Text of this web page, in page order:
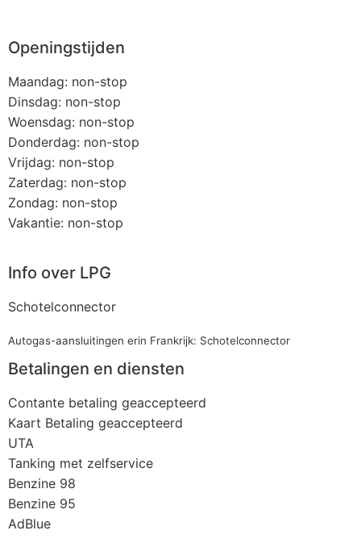
Openingstijden
Maandag: non-stop
Dinsdag: non-stop
Woensdag: non-stop
Donderdag: non-stop
Vrijdag: non-stop
Zaterdag: non-stop
Zondag: non-stop
Vakantie: non-stop
Info over LPG
Schotelconnector
Autogas-aansluitingen erin Frankrijk: Schotelconnector
Betalingen en diensten
Contante betaling geaccepteerd
Kaart Betaling geaccepteerd
UTA
Tanking met zelfservice
Benzine 98
Benzine 95
AdBlue